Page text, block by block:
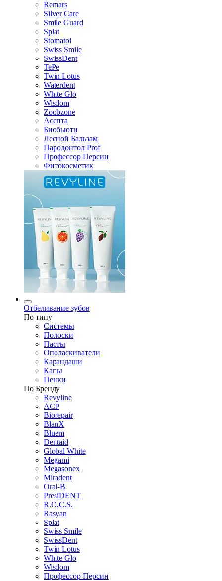
Remars
Silver Care
Smile Guard
Splat
Stomatol
Swiss Smile
SwissDent
TePe
Twin Lotus
Waterdent
White Glo
Wisdom
Zoobzone
Асепта
Биобьюти
Лесной Бальзам
Пародонтол Prof
Профессор Персин
Фитокосметик
Отбеливание зубов
По типу
Системы
Полоски
Пасты
Ополаскиватели
Карандаши
Капы
Пенки
По Бренду
Revyline
ACP
Biorepair
BlanX
Bluem
Dentaid
Global White
Megami
Megasonex
Miradent
Oral-B
PresiDENT
R.O.C.S.
Rasyan
Splat
Swiss Smile
SwissDent
Twin Lotus
White Glo
Wisdom
Профессор Персин